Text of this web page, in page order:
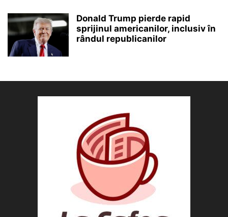
Donald Trump pierde rapid
sprijinul americanilor, inclusiv în
rândul republicanilor